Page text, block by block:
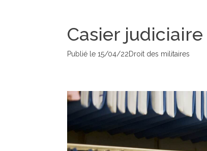
Casier
Publié le 15/04/22Droit des militaires